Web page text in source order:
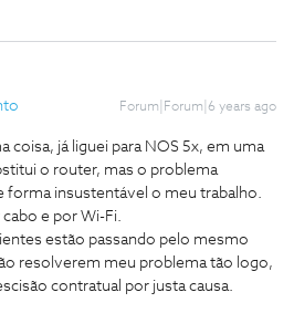
Forum|Forum|6 years ago
coisa, já liguei para NOS 5x, em uma
o router, mas o problema
forma insustentável o meu trabalho.
e por Wi-Fi.
estão passando pelo mesmo
resolverem meu problema tão logo,
contratual por justa causa.